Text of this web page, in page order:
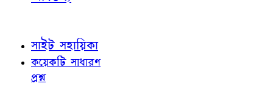
সাইট সহায়িকা
কয়েকটি সাধারণ
প্রশ্ন